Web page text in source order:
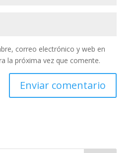
correo electrónico y web en
la próxima vez que comente.